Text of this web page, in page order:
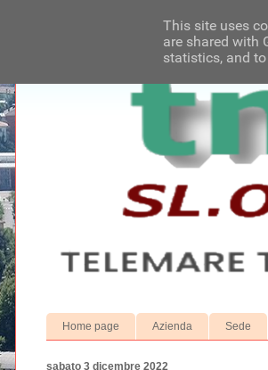
Home page Azienda Sede
sabato 3 dicembre 2022
This site uses
are shared with
statistics, and